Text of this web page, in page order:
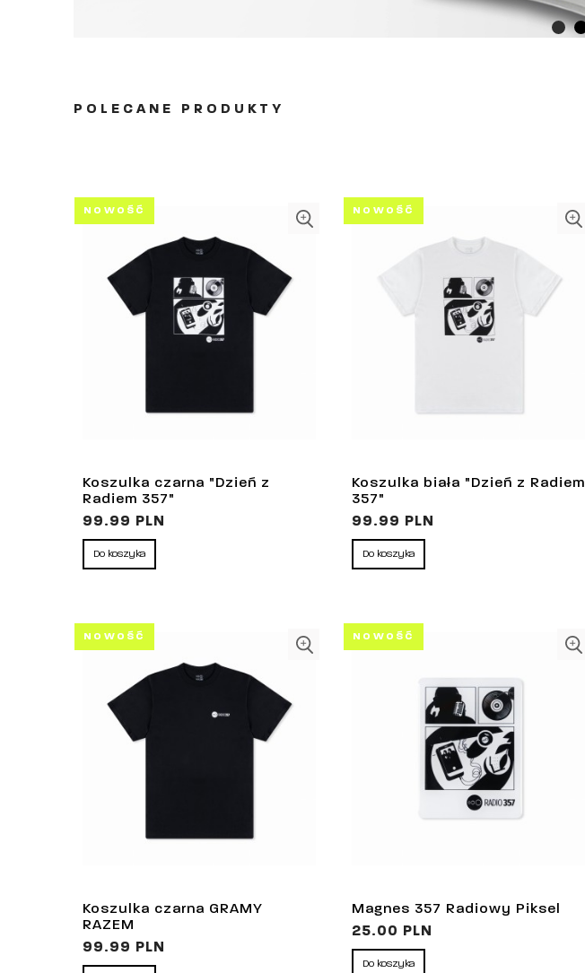
POLECANE PRODUKTY
Koszulka czarna "Dzień z
Radiem 357"
99.99 PLN
Do koszyka
NOWOŚĆ
Koszulka biała "Dzień z Radiem
357"
99.99 PLN
Do koszyka
NOWOŚĆ
Koszulka czarna GRAMY
RAZEM
99.99 PLN
NOWOŚĆ
Magnes 357 Radiowy Piksel
25.00 PLN
Do koszyka
NOWOŚĆ